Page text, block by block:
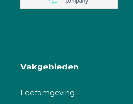
Vakgebieden
Leefomgeving